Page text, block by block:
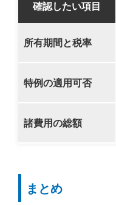
確認したい項目
所有期間と税率
特例の適用可否
諸費用の総額
まとめ